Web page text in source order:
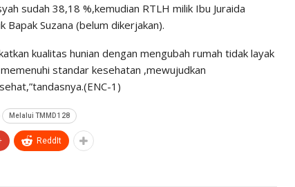
sudah 38,18 %,kemudian RTLH milik Ibu Juraida
Bapak Suzana (belum dikerjakan).
kualitas hunian dengan mengubah rumah tidak layak
standar kesehatan ,mewujudkan
1)
Melalui TMMD 128
ReddIt